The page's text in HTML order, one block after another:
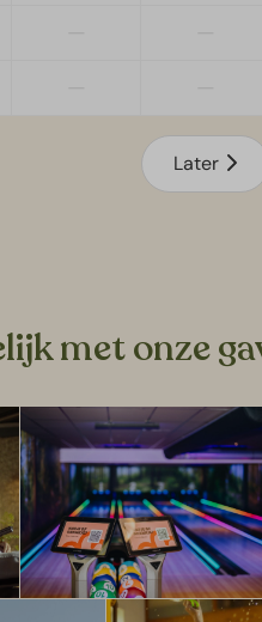
Later
met onze